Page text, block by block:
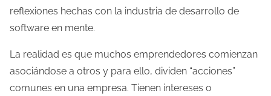
d
e
l
reflexiones hechas con la industria de desarrollo de
software en mente.
La realidad es que muchos emprendedores comienzan
asociándose a otros y para ello, dividen “acciones”
comunes en una empresa. Tienen intereses o